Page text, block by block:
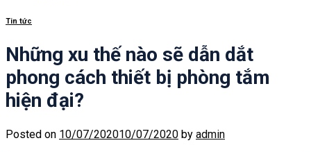
Tin tức
Những xu thế nào sẽ dẫn dắt
phong cách thiết bị phòng tắm
hiện đại?
Posted on 10/07/202010/07/2020 by admin